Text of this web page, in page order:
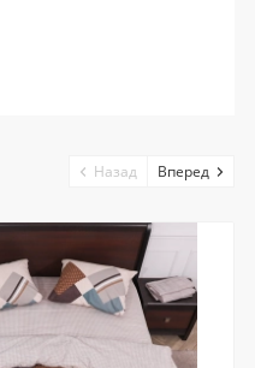
Назад Вперед